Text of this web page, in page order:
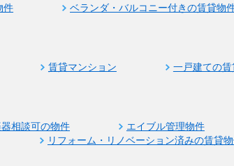
件
ベランダ・バルコニー付きの賃貸物
賃貸マンション
一戸建ての
相談可の物件
エイブル管理物件
リフォーム・リノベーション済みの賃貸